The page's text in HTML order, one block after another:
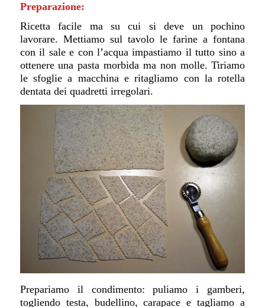
Preparazione:
Ricetta facile ma su cui si deve un pochino
lavorare. Mettiamo sul tavolo le farine a fontana
con il sale e con l’acqua impastiamo il tutto sino a
ottenere una pasta morbida ma non molle. Tiriamo
le sfoglie a macchina e ritagliamo con la rotella
dentata dei quadretti irregolari.
Prepariamo il condimento: puliamo i gamberi,
togliendo testa, budellino, carapace e tagliamo a